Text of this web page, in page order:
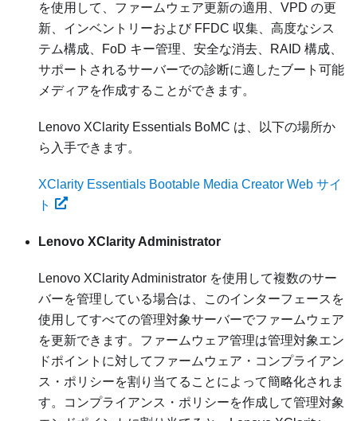
を使用して、ファームウェア更新の適用、VPD の更
新、インベントリーおよび FFDC 収集、高度なシス
テム構成、FoD キー管理、安全な消去、RAID 構成、
サポートされるサーバーでの診断に適したブート可能
メディアを作成することができます。
Lenovo XClarity Essentials BoMC は、以下の場所か
ら入手できます。
XClarity Essentials Bootable Media Creator Web サイ
ト
Lenovo XClarity Administrator
Lenovo XClarity Administrator を使用して複数のサー
バーを管理している場合は、このインターフェースを
使用してすべての管理対象サーバーでファームウェア
を更新できます。ファームウェア管理は管理対象エン
ドポイントに対してファームウェア・コンプライアン
ス・ポリシーを割り当てることによって簡略化されま
す。コンプライアンス・ポリシーを作成して管理対象